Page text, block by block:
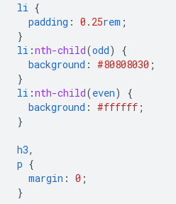
li {
padding : 0.25rem ;
}
li :nth-child(odd)
{
background : #80808030 ;
}
li :nth-child(even)
{
background : #ffffff ;
}
h3,
p {
margin : 0 ;
}